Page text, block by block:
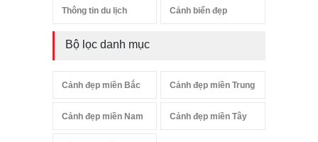
Thông tin du lịch Cảnh biển đẹp
Bộ lọc danh mục
Cảnh đẹp miền Bắc Cảnh đẹp miền Trung
Cảnh đẹp miền Nam Cảnh đẹp miền Tây